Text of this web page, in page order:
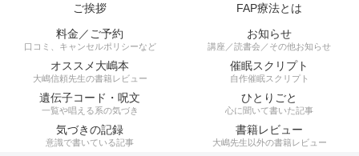
ご挨拶
FAP療法とは
料金／ご予約
口コミ、キャンセルポリシーなど
お知らせ
講座／読書会／その他お知らせ
オススメ大嶋本
大嶋信頼先生の書籍レビュー
催眠スクリプト
自作催眠スクリプト
遺伝子コード・呪文
一覧や唱える系の気づき
ひとりごと
心に聞いて書いた記事
気づきの記録
意識で書いている記事
書籍レビュー
大嶋先生以外の書籍レビュー